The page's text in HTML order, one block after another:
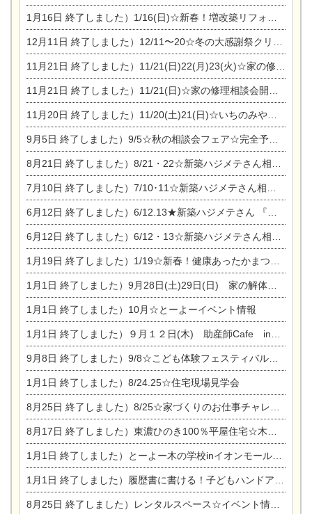
1月16日 終了しました）1/16(日)☆新春！増改築リフォーム&家の修理まつり
12月11日 終了しました）12/11〜20☆冬の大感謝祭クリスマス相談会開催
11月21日 終了しました）11/21(日)22(月)23(火)☆家の修理まつり＆増改築リフォーム相談会
11月21日 終了しました）11/21(日)☆家の修理相談会開催 in 扶桑オークビレッジ
11月20日 終了しました）11/20(土)21(日)☆いちのみや逸品市に出店します【ひのきのバラ販売】
9月5日 終了しました）9/5☆秋の相談会フェア☆完全予約制
8月21日 終了しました）8/21・22☆新築ハジメテさん相談会 『集まれ！農地に家を建てたい人！』
7月10日 終了しました）7/10･11☆新築ハジメテさん相談会 『集まれ！農地に家を建てたい人！』完全予約制
6月12日 終了しました）6/12.13★新築ハジメテさん 『木の家 現場体感見学会』
6月12日 終了しました）6/12・13☆新築ハジメテさん相談会『今ある土地に家を建てる際の注意点』
1月19日 終了しました）1/19☆新春！健康あったかまつり＆増改築リフォームまつり
1月1日 終了しました）9月28日(土)29日(日) 家の解体なんでも相談会
1月1日 終了しました）10月☆とーよーイベント情報
1月1日 終了しました）９月１２日(木) 助産師Cafe in東陽住建
9月8日 終了しました）9/8☆こども体験フェスティバル☆一宮市民会館
1月1日 終了しました）8/24.25☆住宅現場見学会
8月25日 終了しました）8/25☆家づくりのお仕事チャレンジ
8月17日 終了しました）東濃ひのき100％平屋住宅☆木の家完成見学会
1月1日 終了しました）とーよー木の学校inイオンモール木曽川
1月1日 終了しました）履歴書に書ける！子どもハンドアロマ講座☆
8月25日 終了しました）レンタルスペース☆イベント情報☆チャイルドアロマセラピスト